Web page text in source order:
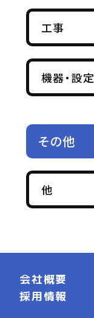
工事
機器・設定
その他
他
会社概要
採用情報